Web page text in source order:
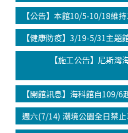
【公告】本館10/5-10/18維
【健康防疫】3/19-5/31主題
【施工公告】尼斯
【開館訊息】海科館自109/6
週六(7/14) 潮境公園全日禁